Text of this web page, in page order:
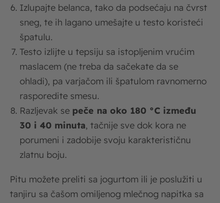
Izlupajte belanca, tako da podsećaju na čvrst
sneg, te ih lagano umešajte u testo koristeći
špatulu.
Testo izlijte u tepsiju sa istopljenim vrućim
maslacem (ne treba da sačekate da se
ohladi), pa varjačom ili špatulom ravnomerno
rasporedite smesu.
Razljevak se peče na oko 180 °C između
30 i 40 minuta, tačnije sve dok kora ne
porumeni i zadobije svoju karakterističnu
zlatnu boju.
Pitu možete preliti sa jogurtom ili je poslužiti u
tanjiru sa čašom omiljenog mlečnog napitka sa